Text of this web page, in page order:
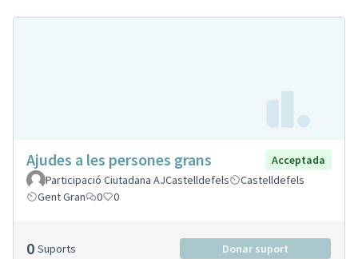
Ajudes a les persones grans
Acceptada
Participació Ciutadana AJCastelldefels
Castelldefels
Gent Gran
0 0
0 Suports Donar suport